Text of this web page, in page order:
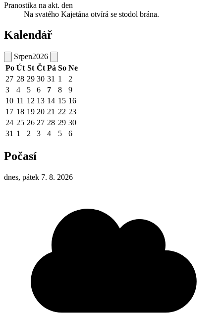
Pranostika na akt. den
Na svatého Kajetána otvírá se stodol brána.
Kalendář
Srpen2026
Po Út St Čt Pá So Ne
27 28 29 30 31 1
2
3
4 5 6 7 8
9
10 11 12 13 14 15 16
17 18 19 20 21 22 23
24 25 26 27 28 29 30
31 1 2 3 4 5 6
Počasí
dnes, pátek 7. 8. 2026